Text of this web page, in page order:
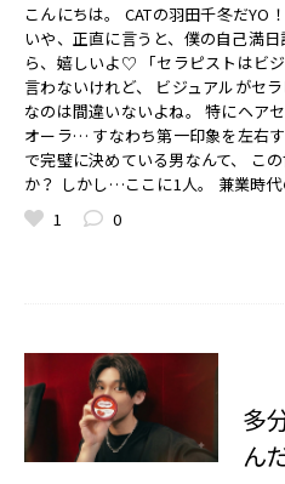
こんにちは。 CATの羽田千冬だYO
いや、正直に言うと、僕の自己満
ら、嬉しいよ♡ 「セラピストはビ
言わないけれど、 ビジュアルがセ
なのは間違いないよね。 特にヘア
オーラ… すなわち第一印象を左右
で完璧に決めている男なんて、 こ
か？ しかし…ここに1人。 兼業時代
1
0
多
ん